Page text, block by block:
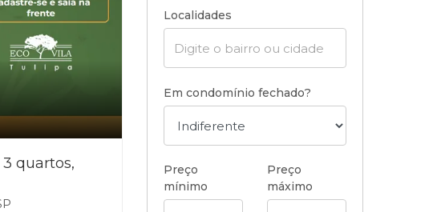
quartos,
Localidades
Em condomínio fechado?
Preço
mínimo
Preço
máximo